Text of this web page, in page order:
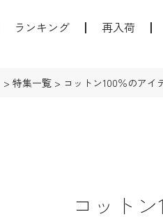
ランキング 再入荷
特集一覧 コットン100％のアイ
コット